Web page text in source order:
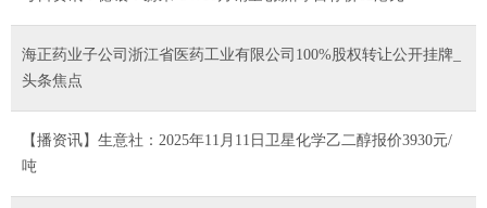
海正药业子公司浙江省医药工业有限公司100%股权转让公开挂牌_
头条焦点
【播资讯】生意社：2025年11月11日卫星化学乙二醇报价3930元/
吨